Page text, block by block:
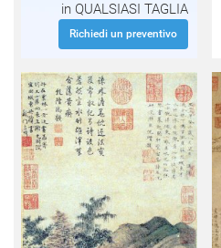
in QUALSIASI TAGLIA
Richiedi un preventivo